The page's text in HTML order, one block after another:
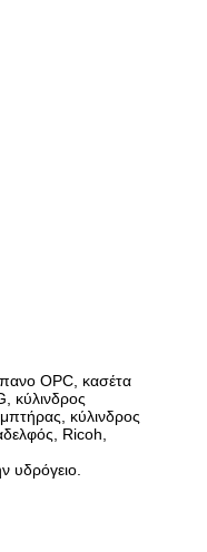
OPC, κασέτα
κύλινδρος
κύλινδρος
Ricoh,
υδρόγειο.